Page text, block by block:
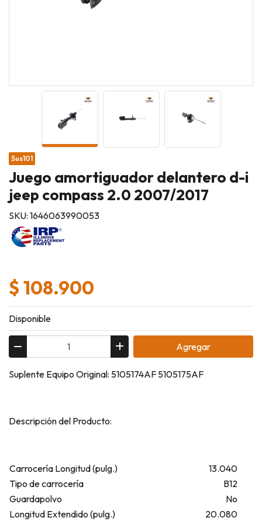
Sus101
Juego amortiguador delantero d-i
jeep compass 2.0 2007/2017
SKU: 1646063990053
$ 108.900
Disponible
Agregar
Suplente Equipo Original: 5105174AF 5105175AF
Descripción del Producto:
Carrocería Longitud (pulg.)
13.040
Tipo de carrocería
B12
Guardapolvo
No
Longitud Extendido (pulg.)
20.080